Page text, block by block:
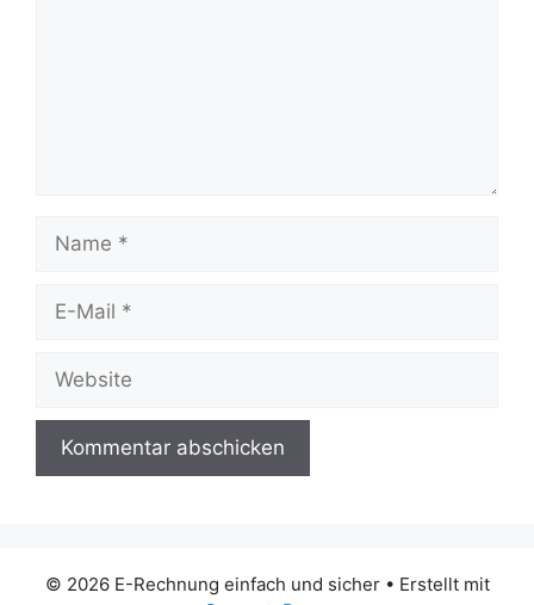
Name
Website
© 2026 E-Rechnung einfach und sicher• Erstellt mit